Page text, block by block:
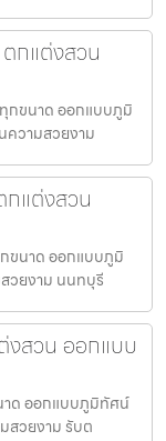
กแต่งสวน
กขนาด ออกแบบภูมิ
ความสวยงาม
แต่งสวน
ขนาด ออกแบบภูมิ
วยงาม นนทบุรี
สวน ออกแบบ
ด ออกแบบภูมิทัศน์
สวยงาม รับต